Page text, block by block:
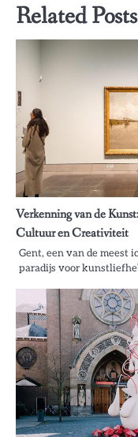
Related Posts
Verkenning van de
Cultuur en Creativiteit
Gent, een van de meest
paradijs voor